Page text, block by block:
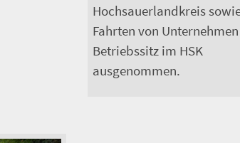
Hochsauerlandkreis
Fahrten von
Betriebssitz im HSK
ausgenommen.